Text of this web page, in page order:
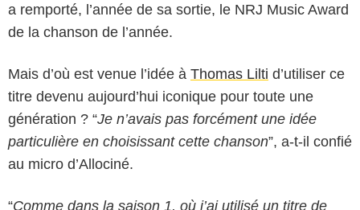
a remporté, l’année de sa sortie, le NRJ Music Award
de la chanson de l’année.
Mais d’où est venue l’idée à Thomas Lilti d’utiliser ce
titre devenu aujourd’hui iconique pour toute une
génération ? “Je n’avais pas forcément une idée
particulière en choisissant cette chanson”, a-t-il confié
au micro d’Allociné.
“Comme dans la saison 1, où j’ai utilisé un titre de